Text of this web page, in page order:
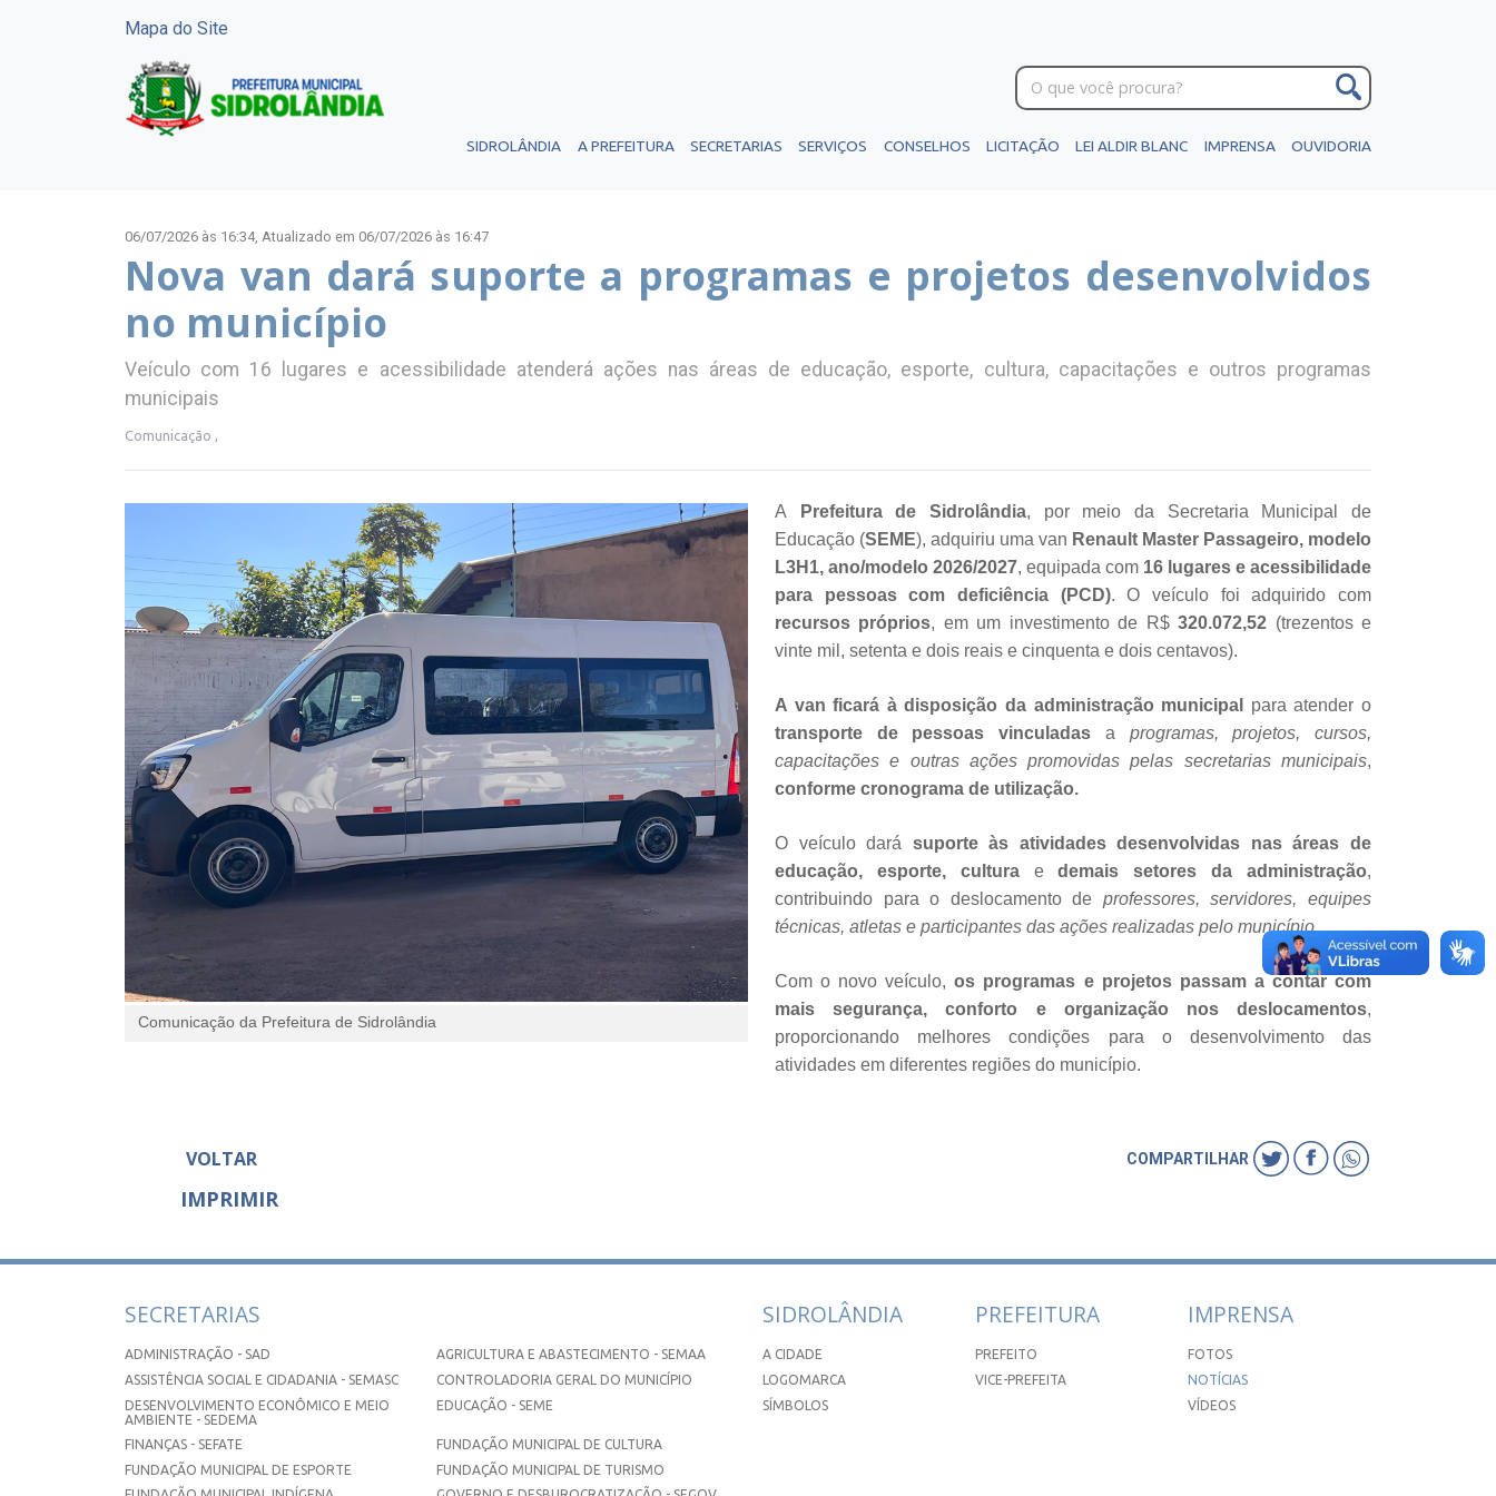
Mapa do Site
SIDROLÂNDIA A PREFEITURA SECRETARIAS SERVIÇOS CONSELHOS LICITAÇÃO LEI ALDIR BLANC IMPRENSA OUVIDORIA
06/07/2026 às 16:34, Atualizado em 06/07/2026 às 16:47
Nova van dará suporte a programas e projetos desenvolvidos
no município
Veículo com 16 lugares e acessibilidade atenderá ações nas áreas de educação, esporte, cultura, capacitações e outros programas
municipais
Comunicação ,
Comunicação da Prefeitura de Sidrolândia
A Prefeitura de Sidrolândia, por meio da Secretaria Municipal de
Educação (SEME), adquiriu uma van Renault Master Passageiro, modelo
L3H1, ano/modelo 2026/2027, equipada com 16 lugares e acessibilidade
para pessoas com deficiência (PCD). O veículo foi adquirido com
recursos próprios, em um investimento de R$320.072,52 (trezentos e
vinte mil, setenta e dois reais e cinquenta e dois centavos).
A van ficará à disposição da administração municipal
para atender o
transporte de pessoas vinculadas a programas, projetos, cursos,
capacitações e outras ações promovidas pelas secretarias municipais,
conforme cronograma de utilização.
O veículo dará suporte às atividades desenvolvidas nas áreas de
educação, esporte, culturaedemais setores da administração,
contribuindo para o deslocamento de professores, servidores, equipes
técnicas, atletas e participantes das ações realizadas pelo município.
Com o novo veículo,os programas e projetos passam a contar com
mais segurança, conforto e organização nos deslocamentos,
proporcionando melhores condições para o desenvolvimento das
atividades em diferentes regiões do município.
VOLTAR
IMPRIMIR
COMPARTILHAR
SECRETARIAS
ADMINISTRAÇÃO - SAD
AGRICULTURA E ABASTECIMENTO - SEMAA
ASSISTÊNCIA SOCIAL E CIDADANIA - SEMASC
CONTROLADORIA GERAL DO MUNICÍPIO
DESENVOLVIMENTO ECONÔMICO E MEIO
AMBIENTE - SEDEMA
EDUCAÇÃO - SEME
FINANÇAS - SEFATE
FUNDAÇÃO MUNICIPAL DE CULTURA
FUNDAÇÃO MUNICIPAL DE ESPORTE
FUNDAÇÃO MUNICIPAL DE TURISMO
SIDROLÂNDIA
A CIDADE
LOGOMARCA
SÍMBOLOS
PREFEITURA
PREFEITO
VICE-PREFEITA
IMPRENSA
FOTOS
NOTÍCIAS
VÍDEOS